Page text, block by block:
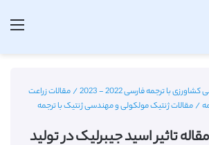
با ترجمه فارسی 2022 - 2023 /مقالات زراعت
/مقالات ژنتیک مولکولی و مهندسی ژنتیک با ترجمه
تاثیر اسید جیبرلیک در تولید